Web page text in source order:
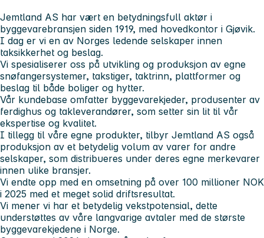
Jemtland AS har vært en betydningsfull aktør i
byggevarebransjen siden 1919, med hovedkontor i Gjøvik.
I dag er vi en av Norges ledende selskaper innen
taksikkerhet og beslag.
Vi spesialiserer oss på utvikling og produksjon av egne
snøfangersystemer, takstiger, taktrinn, plattformer og
beslag til både boliger og hytter.
Vår kundebase omfatter byggevarekjeder, produsenter av
ferdighus og takleverandører, som setter sin lit til vår
ekspertise og kvalitet.
I tillegg til våre egne produkter, tilbyr Jemtland AS også
produksjon av et betydelig volum av varer for andre
selskaper, som distribueres under deres egne merkevarer
innen ulike bransjer.
Vi endte opp med en omsetning på over 100 millioner NOK
i 2025 med et meget solid driftsresultat.
Vi mener vi har et betydelig vekstpotensial, dette
understøttes av våre langvarige avtaler med de største
byggevarekjedene i Norge.